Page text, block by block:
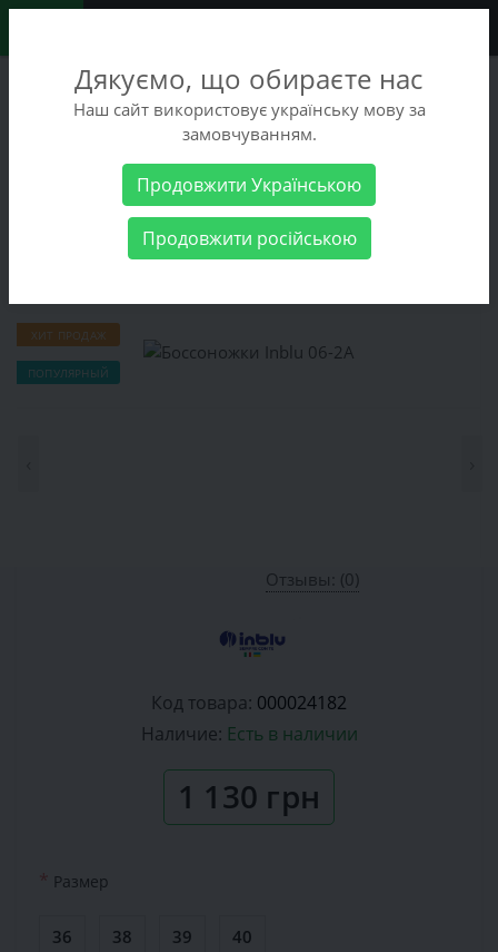
+38 (068) 486-90-09
+38 (093) 486-90-09
Женские товары Женская обувь Боссоножки Inblu 06-2А
Боссоножки Inblu 06-2А
ХИТ ПРОДАЖ
ПОПУЛЯРНЫЙ
Отзывы: (0)
Код товара: 000024182
Наличие: Есть в наличии
1 130 грн
* Размер
36 38 39 40
Дякуємо, що обираєте нас
Наш сайт використовує українську мову за
замовчуванням.
Продовжити Українською
Продовжити російською